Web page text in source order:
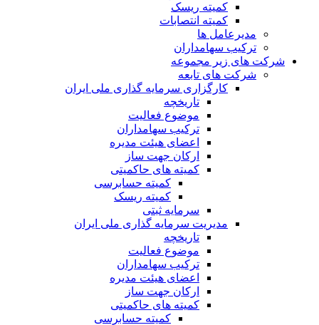
کمیته ریسک
کمیته انتصابات
مدیرعامل ها
ترکیب سهامداران
شرکت های زیر مجموعه
شرکت های تابعه
کارگزاری سرمایه گذاری ملی ایران
تاریخچه
موضوع فعالیت
ترکیب سهامداران
اعضای هیئت مدیره
ارکان جهت ساز
کمیته های حاکمیتی
کمیته حسابرسی
کمیته ریسک
سرمایه ثبتی
مدیریت سرمایه گذاری ملی ایران
تاریخچه
موضوع فعالیت
ترکیب سهامداران
اعضای هیئت مدیره
ارکان جهت ساز
کمیته های حاکمیتی
کمیته حسابرسی